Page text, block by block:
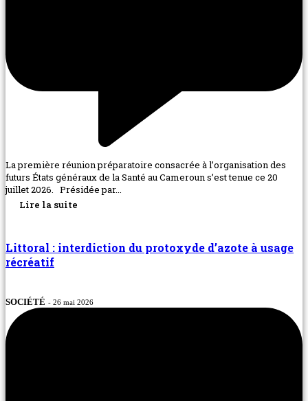
La première réunion préparatoire consacrée à l’organisation des
futurs États généraux de la Santé au Cameroun s’est tenue ce 20
juillet 2026. Présidée par...
Lire la suite
Littoral : interdiction du protoxyde d’azote à usage
récréatif
SOCIÉTÉ - 26 mai 2026